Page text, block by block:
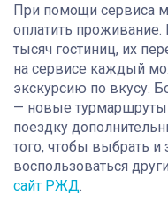
При помощи сервиса
оплатить
тысяч гостиниц, их
на сервисе каждый
экскурсию по вкусу.
— новые турмаршруты
поездку
того, чтобы выбрать и
воспользоваться
сайт РЖД.